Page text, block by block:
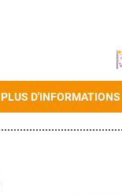
PLUS D'INFORMATIONS